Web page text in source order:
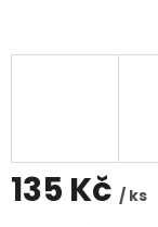
135 Kč / ks